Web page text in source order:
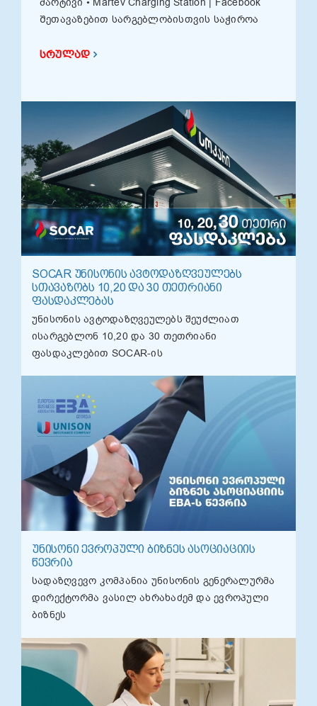
მარტივი • Martev Charging Station | Facebook
Შეთავაზებით სარგებლობისთვის საჭიროა
ᲡᲠᲣᲚᲐᲓ
SOCAR ᲣᲜᲘᲡᲝᲜᲘᲡ ᲐᲕᲢᲝᲓᲐᲖᲦᲕᲔᲣᲚᲔᲑᲡ
ᲡᲗᲐᲕᲐᲖᲝᲑᲡ 10,20 ᲓᲐ 30 ᲗᲔᲗᲠᲘᲐᲜᲘ
ᲤᲐᲡᲓᲐᲙᲚᲔᲑᲐᲡ
უნისონის ავტოდაზღვეულებს შეუძლიათ
ისარგებლონ 10,20 და 30 თეთრიანი
ფასდაკლებით SOCAR-ის
ᲣᲜᲘᲡᲝᲜᲘ ᲔᲕᲠᲝᲞᲣᲚᲘ ᲑᲘᲖᲜᲔᲡ ᲐᲡᲝᲪᲘᲐᲪᲘᲘᲡ
ᲬᲔᲕᲠᲘᲐ
სადაზღვევო კომპანია უნისონის გენერალურმა
დირექტორმა ვასილ ახრახაძემ და ევროპული
ბიზნეს